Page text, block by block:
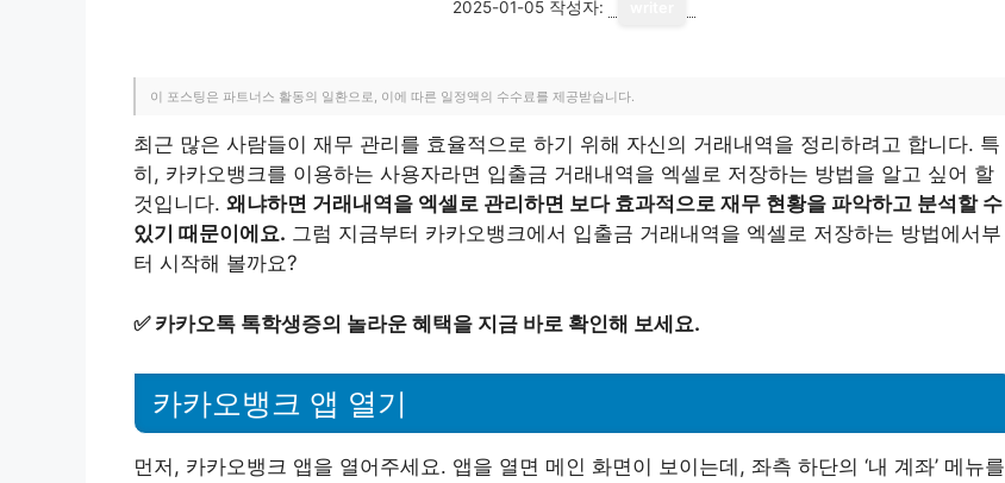
2025-01-05 작성자:
이 포스팅은 파트너스 활동의 일환으로, 이에 따른 일정액의 수수료를 제공받습니다.
최근 많은 사람들이 재무 관리를 효율적으로 하기 위해 자신의 거래내역을 정리하려고 합니다. 특
히, 카카오뱅크를 이용하는 사용자라면 입출금 거래내역을 엑셀로 저장하는 방법을 알고 싶어 할
것입니다. 왜냐하면 거래내역을 엑셀로 관리하면 보다 효과적으로 재무 현황을 파악하고 분석할 수
있기 때문이에요. 그럼 지금부터 카카오뱅크에서 입출금 거래내역을 엑셀로 저장하는 방법에서부
터 시작해 볼까요?
✅ 카카오톡 톡학생증의 놀라운 혜택을 지금 바로 확인해 보세요.
카카오뱅크 앱 열기
먼저, 카카오뱅크 앱을 열어주세요. 앱을 열면 메인 화면이 보이는데, 좌측 하단의 ‘내 계좌’ 메뉴를